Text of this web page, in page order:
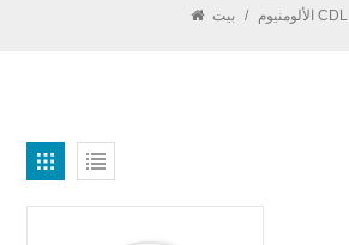
بيت / الألومنيوم CDL